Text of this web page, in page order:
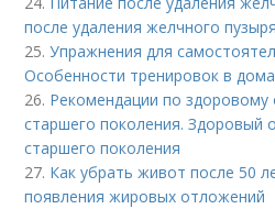
после удаления желчного пузыря
25.Упражнения для
Особенности тренировок в
26. Рекомендации по здоровому
старшего поколения. Здоровый
старшего поколения
27. Как убрать живот после 50
появления жировых отложений